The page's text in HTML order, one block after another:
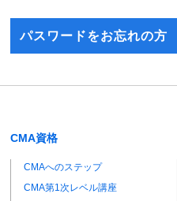
パスワードをお忘れの方
CMA資格
CMAへのステップ
CMA第1次レベル講座